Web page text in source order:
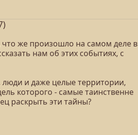
же произошло на самом деле в
нам об этих событиях, с
и даже целые территории,
которого - самые таинственне
раскрыть эти тайны?